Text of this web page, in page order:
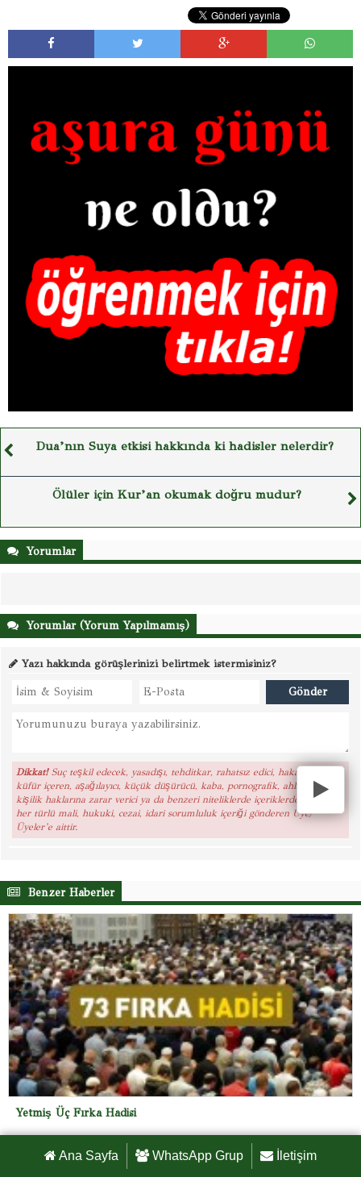
Dua’nın Suya etkisi hakkında ki hadisler nelerdir?
Ölüler için Kur’an okumak doğru mudur?
Yorumlar
Yorumlar (Yorum Yapılmamış)
Yazı hakkında görüşlerinizi belirtmek istermisiniz?
Dikkat!Suç teşkil edecek, yasadışı, tehditkar, rahatsız edici, hakaret ve
küfür içeren, aşağılayıcı, küçük düşürücü, kaba, pornografik, ahlaka aykırı,
kişilik haklarına zarar verici ya da benzeri niteliklerde içeriklerden doğan
her türlü mali, hukuki, cezai, idari sorumluluk içeriği gönderen Üye/
Üyeler’e aittir.
Benzer Haberler
Yetmiş Üç Fırka Hadisi
Ana Sayfa WhatsApp Grup İletişim